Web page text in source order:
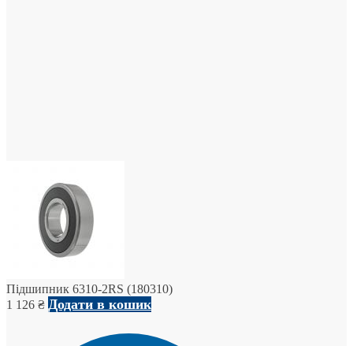
Підшипник 6310-2RS (180310)
1 126 ₴ Додати в кошик